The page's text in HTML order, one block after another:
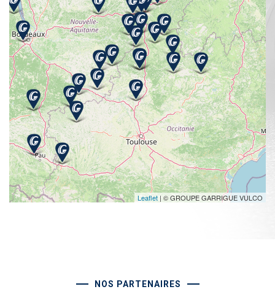
Leaflet | © GROUPE GARRIGUE VULCO
NOS PARTENAIRES